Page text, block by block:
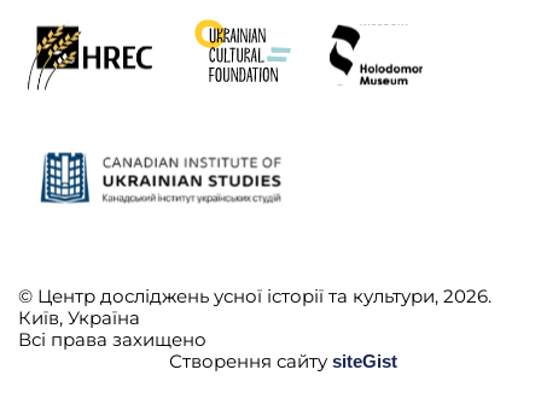
© Центр досліджень усної історії та культури, 2026.
Київ, Україна
Всі права захищено
Створення сайту siteGist